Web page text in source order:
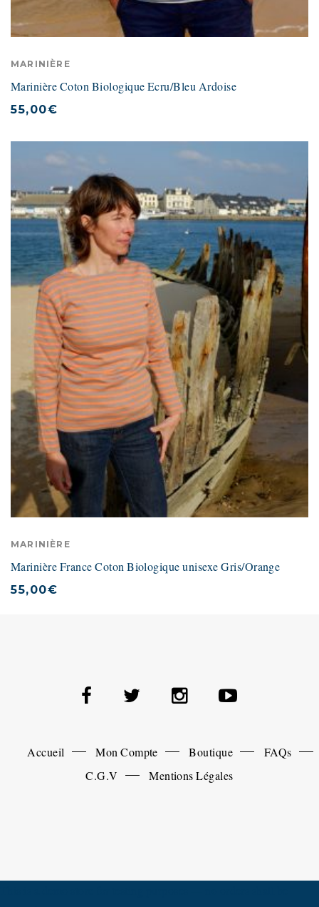
MARINIÈRE
Marinière Coton Biologique Ecru/Bleu Ardoise
55,00€
MARINIÈRE
Marinière France Coton Biologique unisexe Gris/Orange
55,00€
Accueil Mon Compte Boutique
FAQs
C.G.V
Mentions Légales